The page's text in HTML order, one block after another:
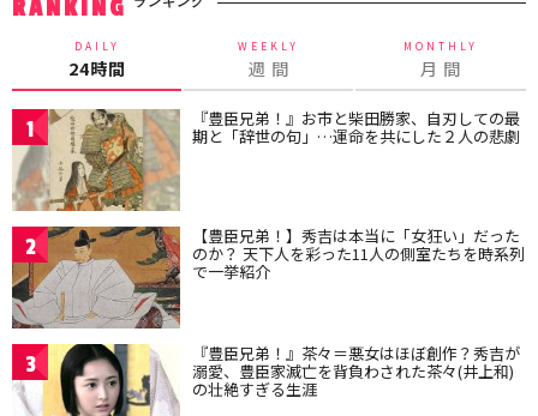
RANKING
DAILY
24時間
WEEKLY
週 間
MONTHLY
月 間
1 『豊臣兄弟！』お市と柴田勝家、自刃しての最
期と「辞世の句」…運命を共にした２人の悲劇
2 【豊臣兄弟！】秀吉は本当に「女狂い」だった
のか？ 天下人を彩った11人の側室たちを時系列
で一挙紹介
3 『豊臣兄弟！』茶々＝悪女はほぼ創作？秀吉が
溺愛、豊臣家滅亡を背負わされた茶々(井上和)
の壮絶すぎる生涯